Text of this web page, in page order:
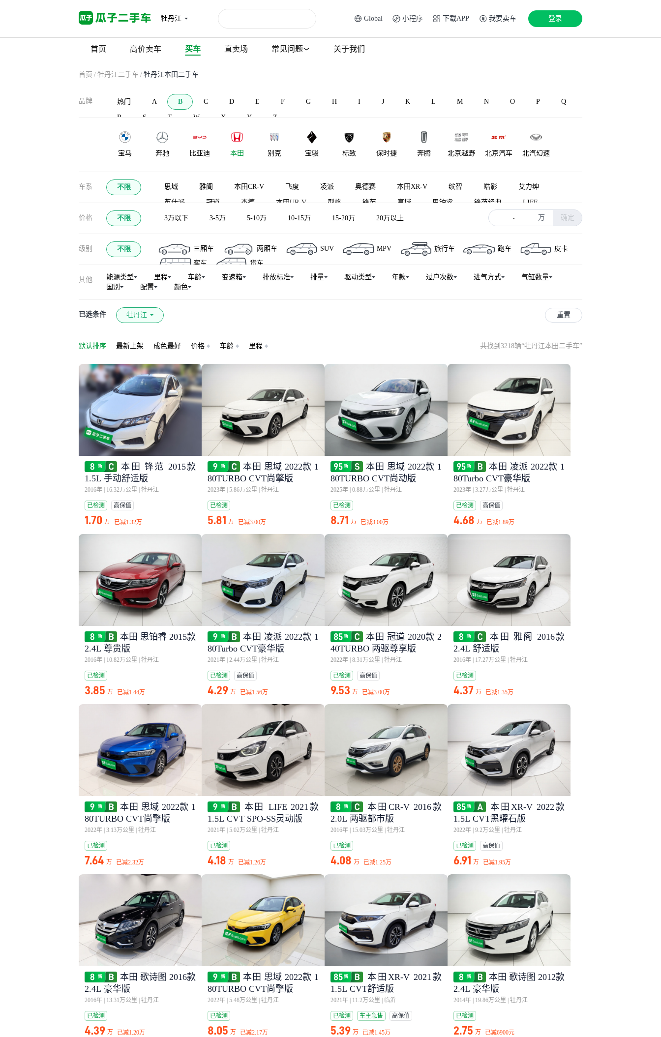
牡丹江 Global 小程序 下载APP 我要卖车 登录
首页 高价卖车 买车 直卖场 常见问题 关于我们
首页 / 牡丹江二手车 / 牡丹江本田二手车
品牌 热门 A B C D E F G H I J K L M N O P Q
R S T W X Y Z
宝马 奔驰 比亚迪 本田 别克 宝骏 标致 保时捷 奔腾 北京越野 北京汽车 北汽幻速
宝沃 北汽新能源 北汽威旺
BAW北汽制
北汽昌河 比速汽车 北汽瑞翔 百智新能源 铂驰 博速 北汽雷驰
布加迪
车系 不限 思域 雅阁 本田CR-V 飞度 凌派 奥德赛 本田XR-V 缤智 皓影 艾力绅
英仕派 冠道 杰德 本田UR-V 型格 锋范 享域 思铂睿 锋范经典 LIFE
歌诗图 哥瑞 本田CR-V新能源 皓影新能源 竞瑞 ZR-V 致在 广汽本田P7 雅阁新能源
思域(进口) 本田CR-Z INSIGHT 飞度(进口) 里程 时韵 思迪 本田e 奥德赛(进口)
价格 不限 3万以下 3-5万 5-10万 10-15万 15-20万 20万以上 - 万 确定
级别 不限 三厢车 两厢车 SUV MPV 旅行车 跑车
皮卡
客车
货车
其他 能源类型 里程 车龄 变速箱 排放标准 排量 驱动类型 年款 过户次数 进气方式
气缸数量
国别
配置 颜色
已选条件 牡丹江 重置
默认排序 最新上架 成色最好 价格 车龄 里程 共找到3218辆“牡丹江本田二手车”
本田 锋范 2015款
1.5L 手动舒适版
2016年 16.32万公里 牡丹江
已检测 高保值
1.70 万 已减1.32万
本田 思域 2022款 1
80TURBO CVT尚擎版
2023年 5.86万公里 牡丹江
已检测
5.81 万 已减3.00万
本田 思域 2022款 1
80TURBO CVT尚动版
2025年 0.88万公里 牡丹江
已检测
8.71 万 已减3.00万
本田 凌派 2022款 1
80Turbo CVT豪华版
2023年 3.27万公里 牡丹江
已检测 高保值
4.68 万 已减1.89万
本田 思铂睿 2015款
2.4L 尊贵版
2016年 10.82万公里 牡丹江
已检测
3.85 万 已减1.44万
本田 凌派 2022款 1
80Turbo CVT豪华版
2021年 2.44万公里 牡丹江
已检测 高保值
4.29 万 已减1.56万
本田 冠道 2020款 2
40TURBO 两驱尊享版
2022年 8.31万公里 牡丹江
已检测 高保值
9.53 万 已减3.00万
本田 雅阁 2016款
2.4L 舒适版
2016年 17.27万公里 牡丹江
已检测
4.37 万 已减1.35万
本田 思域 2022款 1
80TURBO CVT尚擎版
2022年 3.13万公里 牡丹江
已检测
7.64 万 已减2.32万
本田 LIFE 2021款
1.5L CVT SPO-SS灵动版
2021年 5.02万公里 牡丹江
已检测
4.18 万 已减1.26万
本田CR-V 2016款
2.0L 两驱都市版
2016年 15.03万公里 牡丹江
已检测
4.08 万 已减1.25万
本田XR-V 2022款
1.5L CVT黑曜石版
2022年 9.2万公里 牡丹江
已检测 高保值
6.91 万 已减1.95万
本田 歌诗图 2016款
2.4L 豪华版
2016年 13.31万公里 牡丹江
已检测
4.39 万 已减1.20万
本田 思域 2022款 1
80TURBO CVT尚擎版
2022年 5.48万公里 牡丹江
已检测
8.05 万 已减2.17万
本田XR-V 2021款
1.5L CVT舒适版
2021年 11.2万公里 临沂
已检测 车主急售 高保值
5.39 万 已减1.45万
本田 歌诗图 2012款
2.4L 豪华版
2014年 19.86万公里 牡丹江
已检测
2.75 万 已减6900元